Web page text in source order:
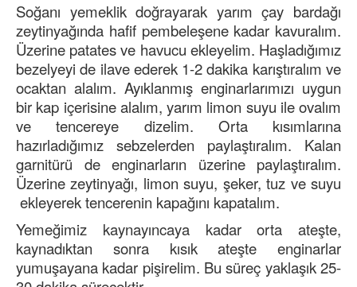
Soğanı yemeklik doğrayarak yarım çay bardağı
zeytinyağında hafif pembeleşene kadar kavuralım.
Üzerine patates ve havucu ekleyelim. Haşladığımız
bezelyeyi de ilave ederek 1-2 dakika karıştıralım ve
ocaktan alalım. Ayıklanmış enginarlarımızı uygun
bir kap içerisine alalım, yarım limon suyu ile ovalım
ve tencereye dizelim. Orta kısımlarına
hazırladığımız sebzelerden paylaştıralım. Kalan
garnitürü de enginarların üzerine paylaştıralım.
Üzerine zeytinyağı, limon suyu, şeker, tuz ve suyu
ekleyerek tencerenin kapağını kapatalım.
Yemeğimiz kaynayıncaya kadar orta ateşte,
kaynadıktan sonra kısık ateşte enginarlar
yumuşayana kadar pişirelim. Bu süreç yaklaşık 25-